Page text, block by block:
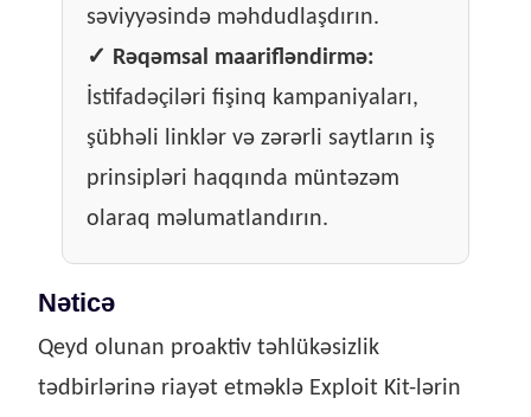
səviyyəsində məhdudlaşdırın.
✓ Rəqəmsal maarifləndirmə:
İstifadəçiləri fişinq kampaniyaları,
şübhəli linklər və zərərli saytların iş
prinsipləri haqqında müntəzəm
olaraq məlumatlandırın.
Nəticə
Qeyd olunan proaktiv təhlükəsizlik
tədbirlərinə riayət etməklə Exploit Kit-lərin